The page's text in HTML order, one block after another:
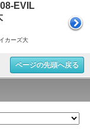
EVIL
カーズ大
ページの先頭へ戻る